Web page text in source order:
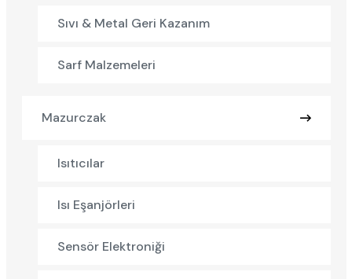
Sıvı & Metal Geri Kazanım
Sarf Malzemeleri
Mazurczak
Isıtıcılar
Isı Eşanjörleri
Sensör Elektroniği